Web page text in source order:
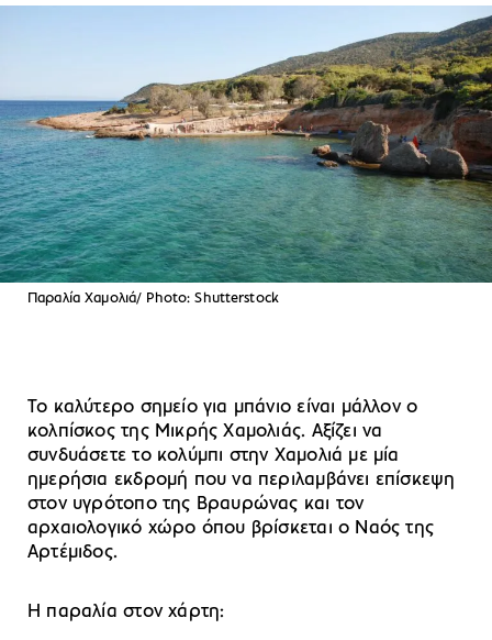
Παραλία Χαμολιά/ Photo: Shutterstock
Το καλύτερο σημείο για μπάνιο είναι μάλλον ο
κολπίσκος της Μικρής Χαμολιάς. Αξίζει να
συνδυάσετε το κολύμπι στην Χαμολιά με μία
ημερήσια εκδρομή που να περιλαμβάνει επίσκεψη
στον υγρότοπο της Βραυρώνας και τον
αρχαιολογικό χώρο όπου βρίσκεται ο Ναός της
Αρτέμιδος.
Η παραλία στον χάρτη: